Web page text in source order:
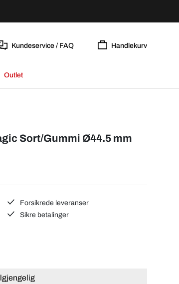
Kundeservice / FAQ Handlekurv
Outlet
Sort/Gummi Ø44.5 mm
Forsikrede leveranser
Sikre betalinger